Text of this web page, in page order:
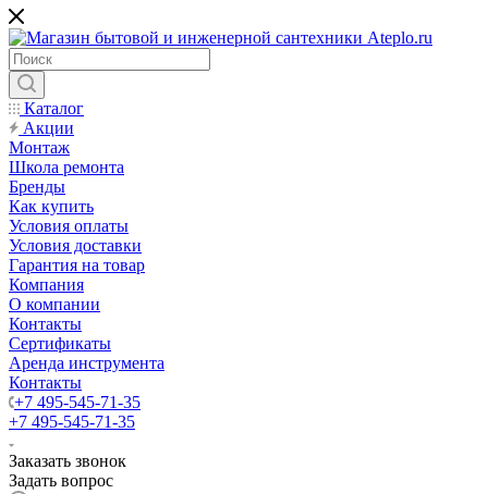
Каталог
Акции
Монтаж
Школа ремонта
Бренды
Как купить
Условия оплаты
Условия доставки
Гарантия на товар
Компания
О компании
Контакты
Сертификаты
Аренда инструмента
Контакты
+7 495-545-71-35
+7 495-545-71-35
Заказать звонок
Задать вопрос